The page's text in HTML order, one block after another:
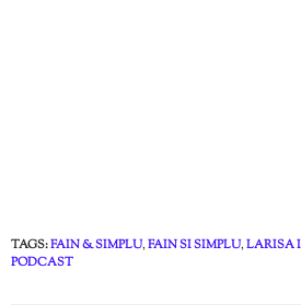
TAGS:FAIN & SIMPLU,FAIN SI SIMPLU,LARISA
PODCAST